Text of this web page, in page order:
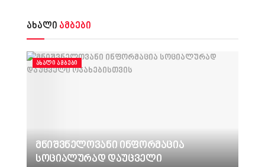
ახალი ამბები
ᲐᲮᲐᲚᲘ ᲐᲛᲑᲔᲑᲘ
მნიშვნელოვანი ინფორმაცია
სოციალურად დაუცველი